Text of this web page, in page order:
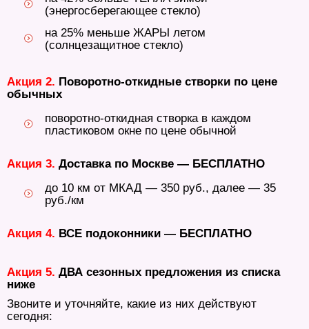
(энергосберегающее стекло)
на 25% меньше ЖАРЫ летом
(солнцезащитное стекло)
Акция 2. Поворотно-откидные створки по цене
обычных
поворотно-откидная створка в каждом
пластиковом окне по цене обычной
Акция 3. Доставка по Москве — БЕСПЛАТНО
до 10 км от МКАД — 350 руб., далее — 35
руб./км
Акция 4. ВСЕ подоконники — БЕСПЛАТНО
Акция 5. ДВА сезонных предложения из списка
ниже
Звоните и уточняйте, какие из них действуют
сегодня: